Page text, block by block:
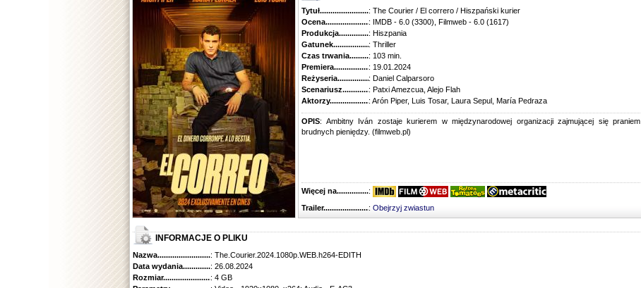
Tytuł............................................: The Courier / El correro / Hiszpański kurier
Ocena.............................................: IMDB - 6.0 (3300), Filmweb - 6.0 (1617)
Produkcja.........................................
: Hiszpania
Gatunek...........................................
: Thriller
Czas trwania......................................
: 103 min.
Premiera..........................................
: 19.01.2024
Reżyseria........................................
: Daniel Calparsoro
Scenariusz........................................
: Patxi Amezcua, Alejo Flah
Aktorzy...........................................: Arón Piper, Luis Tosar, Laura Sepul, María Pedraza
OPIS: Ambitny Iván zostaje kurierem w międzynarodowej organizacji zajmującej się praniem
brudnych pieniędzy. (filmweb.pl)
Więcej na........................................
:
Trailer...........................................
: Obejrzyj zwiastun
INFORMACJE O PLIKU
Nazwa.............................................: The.Courier.2024.1080p.WEB.h264-EDITH
Data wydania......................................
: 26.08.2024
Rozmiar...........................................
: 4 GB